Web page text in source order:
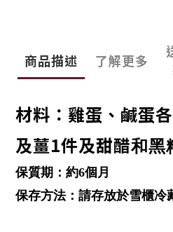
商品描述 了解更多
材料：雞蛋、鹹蛋
及薑1件及甜醋和黑
保質期：約6個月
保存方法：請存放於雪櫃冷